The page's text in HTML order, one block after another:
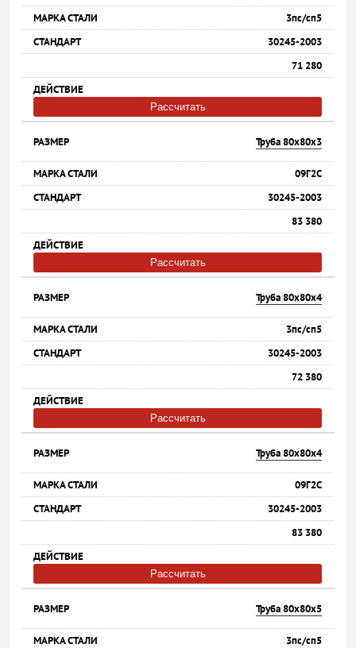
3пс/сп5
30245-2003
71 280
Рассчитать
Труба 80х80х3
09Г2С
30245-2003
83 380
Рассчитать
Труба 80х80х4
3пс/сп5
30245-2003
72 380
Рассчитать
Труба 80х80х4
09Г2С
30245-2003
83 380
Рассчитать
Труба 80х80х5
3пс/сп5